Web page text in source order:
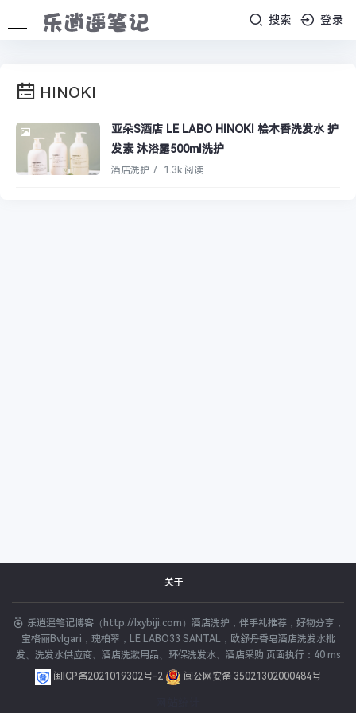
搜索 登录
HINOKI
亚朵S酒店 LE LABO HINOKI 桧木香洗发水 护
发素 沐浴露500ml洗护
酒店洗护 / 1.3k 阅读
关于
乐逍遥笔记博客（http://lxybiji.com）酒店洗护，伴手礼推荐，好物分享，
宝格丽Bvlgari，瑰柏翠，LE LABO33 SANTAL，欧舒丹香皂酒店洗发水批
发、洗发水供应商、酒店洗漱用品、环保洗发水、酒店采购 页面执行：40 ms
闽ICP备2021019302号-2
闽公网安备 35021302000484号